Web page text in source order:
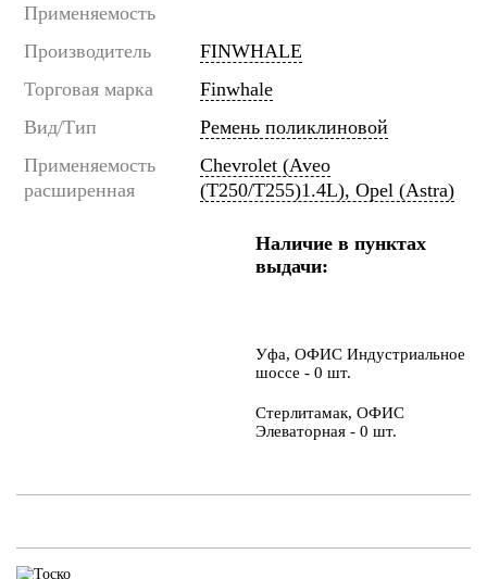
Применяемость
Производитель
FINWHALE
Торговая марка
Finwhale
Вид/Тип
Ремень поликлиновой
Применяемость
расширенная
Chevrolet (Aveo
(T250/T255)1.4L), Opel (Astra)
Наличие в пунктах
выдачи:
Уфа, ОФИС Индустриальное
шоссе - 0 шт.
Стерлитамак, ОФИС
Элеваторная - 0 шт.